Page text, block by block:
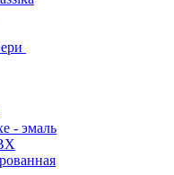
- эмаль